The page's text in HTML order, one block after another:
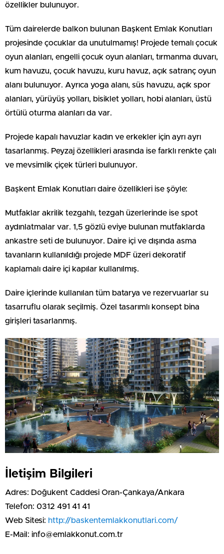
özellikler bulunuyor.
Tüm dairelerde balkon bulunan Başkent Emlak Konutları
projesinde çocuklar da unutulmamış! Projede temalı çocuk
oyun alanları, engelli çocuk oyun alanları, tırmanma duvarı,
kum havuzu, çocuk havuzu, kuru havuz, açık satranç oyun
alanı bulunuyor. Ayrıca yoga alanı, süs havuzu, açık spor
alanları, yürüyüş yolları, bisiklet yolları, hobi alanları, üstü
örtülü oturma alanları da var.
Projede kapalı havuzlar kadın ve erkekler için ayrı ayrı
tasarlanmış. Peyzaj özellikleri arasında ise farklı renkte çalı
ve mevsimlik çiçek türleri bulunuyor.
Başkent Emlak Konutları daire özellikleri ise şöyle:
Mutfaklar akrilik tezgahlı, tezgah üzerlerinde ise spot
aydınlatmalar var. 1,5 gözlü eviye bulunan mutfaklarda
ankastre seti de bulunuyor. Daire içi ve dışında asma
tavanların kullanıldığı projede MDF üzeri dekoratif
kaplamalı daire içi kapılar kullanılmış.
Daire içlerinde kullanılan tüm batarya ve rezervuarlar su
tasarruflu olarak seçilmiş. Özel tasarımlı konsept bina
girişleri tasarlanmış.
İletişim Bilgileri
Adres: Doğukent Caddesi Oran-Çankaya/Ankara
Telefon: 0312 491 41 41
Web Sitesi: http://baskentemlakkonutlari.com/
E-Mail: info@emlakkonut.com.tr